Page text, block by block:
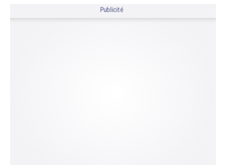
Publicité